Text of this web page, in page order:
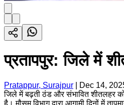
प्रतापपुर: जिले में
Pratappur, Surajpur
Dec 14,
जिले में बढ़ती ठंड और संभावित शीतलहर
है। मौसम विभाग द्वारा आगामी दिनों में